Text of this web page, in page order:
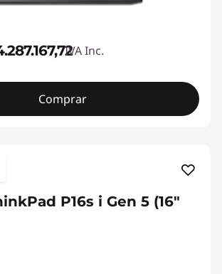
IVA Inc.
Comprar
P16s i Gen 5 (16"